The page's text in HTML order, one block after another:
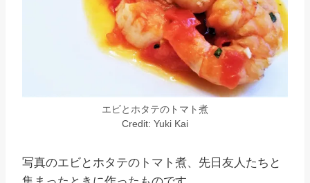
エビとホタテのトマト煮
Credit: Yuki Kai
写真のエビとホタテのトマト煮、先日友人たちと